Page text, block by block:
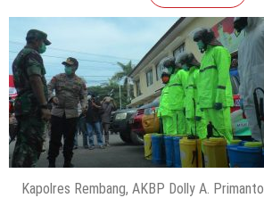
Kapolres Rembang, AKBP Dolly A. Primanto